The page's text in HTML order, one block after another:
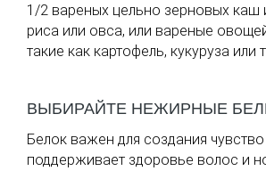
1/2 вареных цельно зерновых каш
риса или овса, или вареные
такие как картофель, кукуруза или
ВЫБИРАЙТЕ НЕЖИРНЫЕ
Белок важен для создания
поддерживает здоровье волос и